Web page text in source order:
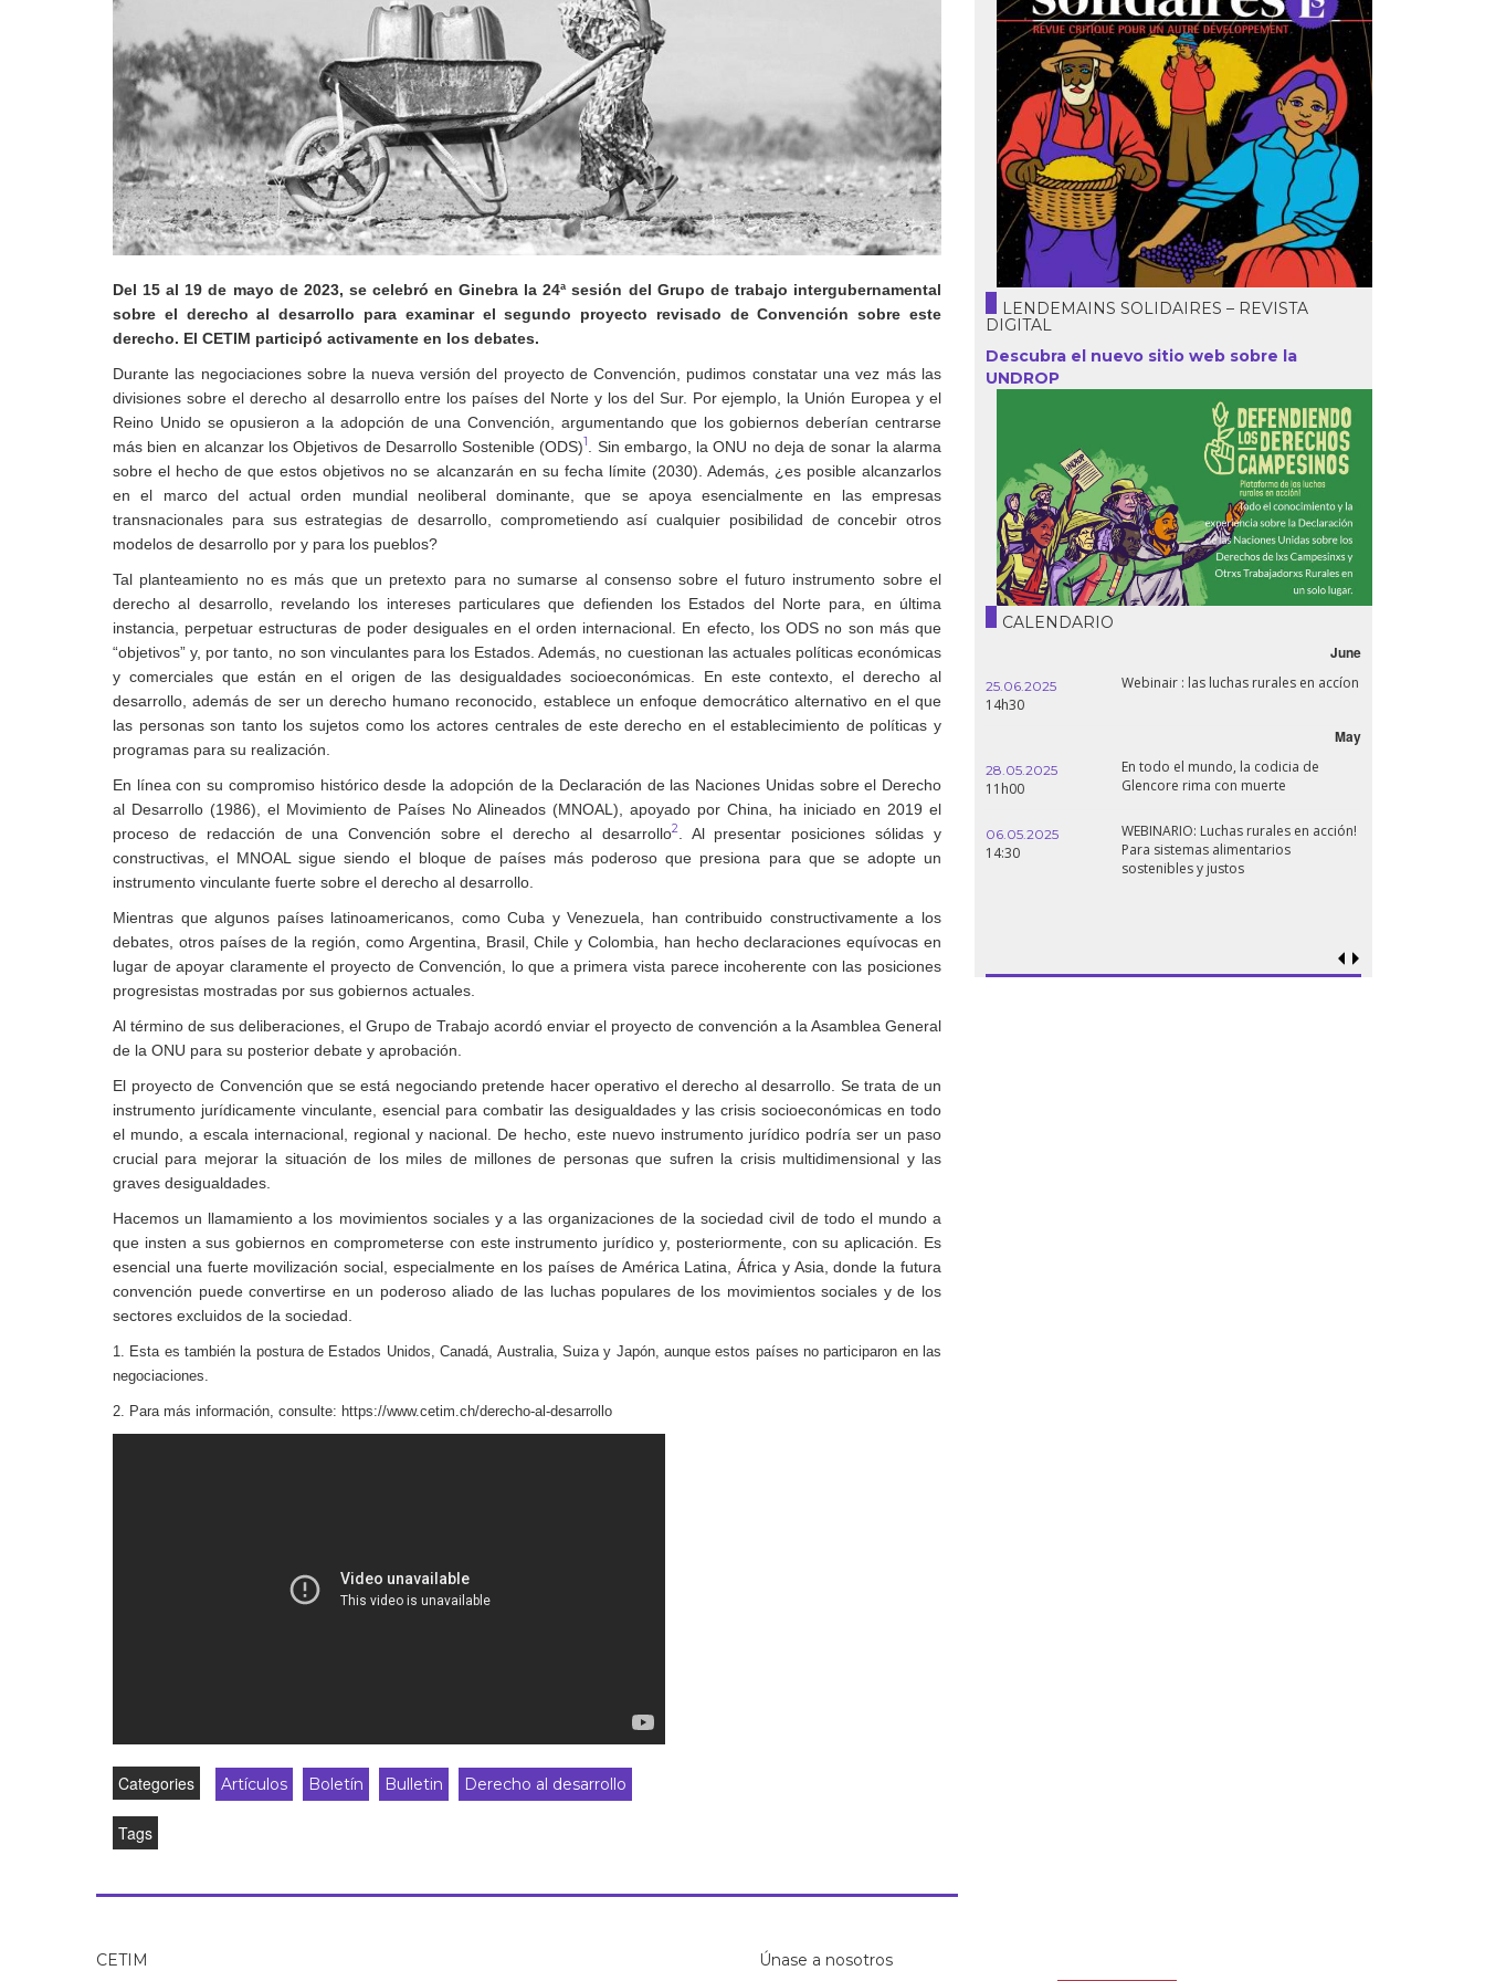
Derecho al
desarrollo
Por país Argentina
Bolivia
Brasil
Chile
Colombia
Cuba
Ecuador
España
Francia
Haití
Madagascar
Nigeria
Peru
Siria
Turquía
Venezuela
Declaraciones en la
ONU
Conferencias
Del 15 al 19 de mayo de 2023, se celebró en Ginebra la 24ª sesión del Grupo de trabajo intergubernamental
sobre el derecho al desarrollo para examinar el segundo proyecto revisado de Convención sobre este
derecho. El CETIM participó activamente en los debates.
Durante las negociaciones sobre la nueva versión del proyecto de Convención, pudimos constatar una vez más las
divisiones sobre el derecho al desarrollo entre los países del Norte y los del Sur. Por ejemplo, la Unión Europea y el
Reino Unido se opusieron a la adopción de una Convención, argumentando que los gobiernos deberían centrarse
más bien en alcanzar los Objetivos de Desarrollo Sostenible (ODS)1
. Sin embargo, la ONU no deja de sonar la alarma
sobre el hecho de que estos objetivos no se alcanzarán en su fecha límite (2030). Además, ¿es posible alcanzarlos
en el marco del actual orden mundial neoliberal dominante, que se apoya esencialmente en las empresas
transnacionales para sus estrategias de desarrollo, comprometiendo así cualquier posibilidad de concebir otros
modelos de desarrollo por y para los pueblos?
Tal planteamiento no es más que un pretexto para no sumarse al consenso sobre el futuro instrumento sobre el
derecho al desarrollo, revelando los intereses particulares que defienden los Estados del Norte para, en última
instancia, perpetuar estructuras de poder desiguales en el orden internacional. En efecto, los ODS no son más que
“objetivos” y, por tanto, no son vinculantes para los Estados. Además, no cuestionan las actuales políticas económicas
y comerciales que están en el origen de las desigualdades socioeconómicas. En este contexto, el derecho al
desarrollo, además de ser un derecho humano reconocido, establece un enfoque democrático alternativo en el que
las personas son tanto los sujetos como los actores centrales de este derecho en el establecimiento de políticas y
programas para su realización.
En línea con su compromiso histórico desde la adopción de la Declaración de las Naciones Unidas sobre el Derecho
al Desarrollo (1986), el Movimiento de Países No Alineados (MNOAL), apoyado por China, ha iniciado en 2019 el
proceso de redacción de una Convención sobre el derecho al desarrollo2. Al presentar posiciones sólidas y
constructivas, el MNOAL sigue siendo el bloque de países más poderoso que presiona para que se adopte un
instrumento vinculante fuerte sobre el derecho al desarrollo.
Mientras que algunos países latinoamericanos, como Cuba y Venezuela, han contribuido constructivamente a los
debates, otros países de la región, como Argentina, Brasil, Chile y Colombia, han hecho declaraciones equívocas en
lugar de apoyar claramente el proyecto de Convención, lo que a primera vista parece incoherente con las posiciones
progresistas mostradas por sus gobiernos actuales.
Al término de sus deliberaciones, el Grupo de Trabajo acordó enviar el proyecto de convención a la Asamblea General
de la ONU para su posterior debate y aprobación.
El proyecto de Convención que se está negociando pretende hacer operativo el derecho al desarrollo. Se trata de un
instrumento jurídicamente vinculante, esencial para combatir las desigualdades y las crisis socioeconómicas en todo
el mundo, a escala internacional, regional y nacional. De hecho, este nuevo instrumento jurídico podría ser un paso
crucial para mejorar la situación de los miles de millones de personas que sufren la crisis multidimensional y las
graves desigualdades.
Hacemos un llamamiento a los movimientos sociales y a las organizaciones de la sociedad civil de todo el mundo a
que insten a sus gobiernos en comprometerse con este instrumento jurídico y, posteriormente, con su aplicación. Es
esencial una fuerte movilización social, especialmente en los países de América Latina, África y Asia, donde la futura
convención puede convertirse en un poderoso aliado de las luchas populares de los movimientos sociales y de los
sectores excluidos de la sociedad.
1. Esta es también la postura de Estados Unidos, Canadá, Australia, Suiza y Japón, aunque estos países no participaron en las
negociaciones.
2. Para más información, consulte: https://www.cetim.ch/derecho-al-desarrollo
Categories Artículos Boletín Bulletin Derecho al desarrollo
Tags
LENDEMAINS SOLIDAIRES – REVISTA
DIGITAL
Descubra el nuevo sitio web sobre la
UNDROP
CALENDARIO
June
25.06.2025
14h30
Webinair : las luchas rurales en accíon
May
28.05.2025
11h00
En todo el mundo, la codicia de
Glencore rima con muerte
06.05.2025
14:30
WEBINARIO: Luchas rurales en acción!
Para sistemas alimentarios
sostenibles y justos
CETIM Únase a nosotros